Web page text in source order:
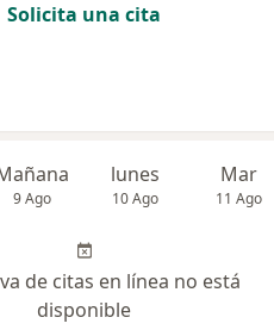
Solicita una cita
9 Ago
lunes
10 Ago
Mar
11 Ago
de citas en línea no está
disponible